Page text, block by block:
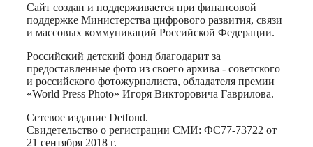
Сайт создан и поддерживается при финансовой
поддержке Министерства цифрового развития, связи
и массовых коммуникаций Российской Федерации.
Российский детский фонд благодарит за
предоставленные фото из своего архива - советского
и российского фотожурналиста, обладателя премии
«World Press Photo» Игоря Викторовича Гаврилова.
Сетевое издание Detfond.
Свидетельство о регистрации СМИ: ФС77-73722 от
21 сентября 2018 г.